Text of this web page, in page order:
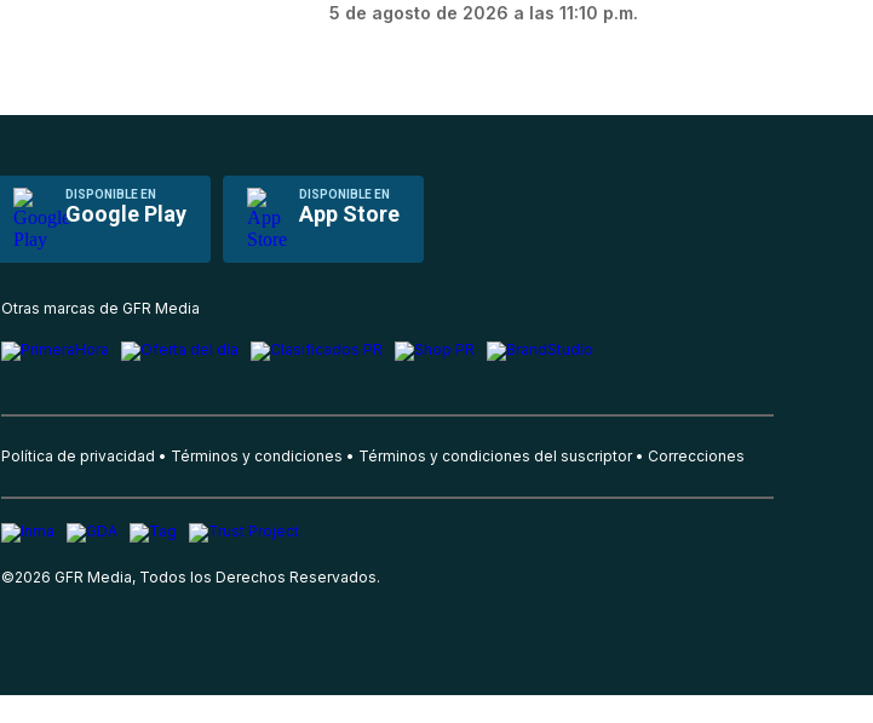
5 de agosto de 2026 a las 11:10 p.m.
DISPONIBLE EN
Google Play
DISPONIBLE EN
App Store
Otras marcas de GFR Media
Política de privacidad Términos y condiciones Términos y condiciones del suscriptor Correcciones
©2026 GFR Media, Todos los Derechos Reservados.